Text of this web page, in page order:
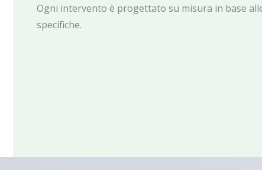
Ogni intervento è progettato su misura in base
specifiche.